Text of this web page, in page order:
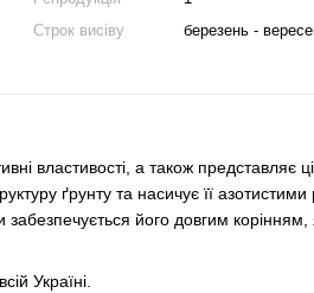
Строк висіву
березень -
властивості, а також представляє
ґрунту та насичує її
забезпечується його довгим
Україні.